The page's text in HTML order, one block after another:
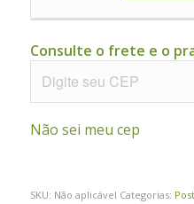
Consulte o frete e o
Não sei meu cep
SKU: Não aplicável Categorias: